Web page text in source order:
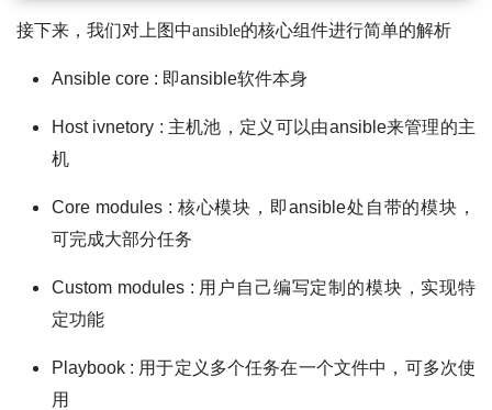
接下来，我们对上图中ansible的核心组件进行简单的解析
Ansible core : 即ansible软件本身
Host ivnetory : 主机池，定义可以由ansible来管理的主
机
Core modules : 核心模块，即ansible处自带的模块，
可完成大部分任务
Custom modules : 用户自己编写定制的模块，实现特
定功能
Playbook : 用于定义多个任务在一个文件中，可多次使
用